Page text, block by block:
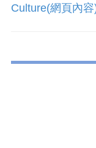
Culture(網頁內容